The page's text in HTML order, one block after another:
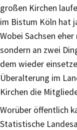
großen Kirchen
im Bistum Köln hat
Wobei Sachsen
sondern an zwei
dem wieder
Überalterung im
Kirchen die
Worüber öffentlich
Statistische